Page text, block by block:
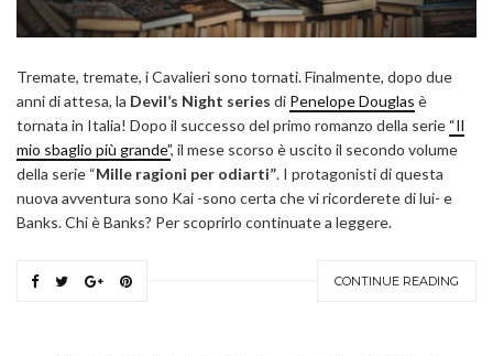
Tremate, tremate, i Cavalieri sono tornati. Finalmente, dopo due
anni di attesa, la Devil’s Night series di Penelope Douglas è
tornata in Italia! Dopo il successo del primo romanzo della serie “Il
mio sbaglio più grande”, il mese scorso è uscito il secondo volume
della serie “Mille ragioni per odiarti”. I protagonisti di questa
nuova avventura sono Kai -sono certa che vi ricorderete di lui- e
Banks. Chi è Banks? Per scoprirlo continuate a leggere.
CONTINUE READING